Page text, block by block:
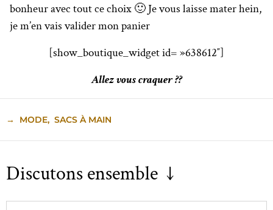
bonheur avec tout ce choix 🙂 Je vous laisse mater hein,
je m’en vais valider mon panier
[show_boutique_widget id= »638612″]
Allez vous craquer ??
→ MODE, SACS À MAIN
Discutons ensemble ↓